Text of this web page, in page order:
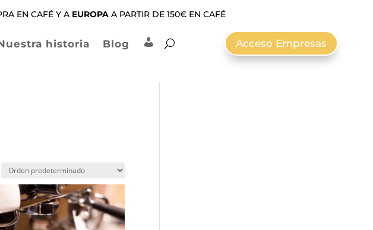
EN CAFÉ Y A EUROPAA PARTIR DE 150€ EN CAFÉ
historia Blog Acceso Empresas